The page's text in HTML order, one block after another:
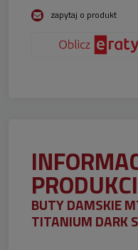
zapytaj o produkt
BUTY DAMSKIE
TITANIUM DARK